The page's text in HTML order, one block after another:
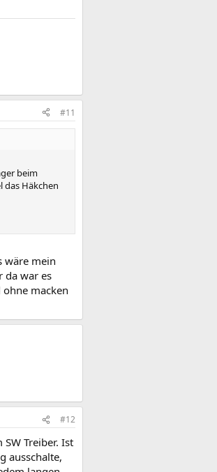
#11
beim
das Häkchen
wäre mein
da war es
macken
#12
Treiber. Ist
ausschalte,